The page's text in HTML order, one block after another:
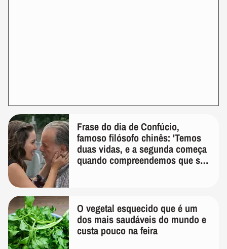
Frase do dia de Confúcio,
famoso filósofo chinês: 'Temos
duas vidas, e a segunda começa
quando compreendemos que só
O vegetal esquecido que é um
dos mais saudáveis do mundo e
custa pouco na feira